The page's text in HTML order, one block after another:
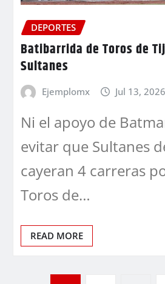
DEPORTES
Batibarrida de Toros de
Sultanes
Ejemplomx Jul 13, 2026
Ni el apoyo de
evitar que Sultanes
cayeran 4 carreras
Toros de…
READ MORE